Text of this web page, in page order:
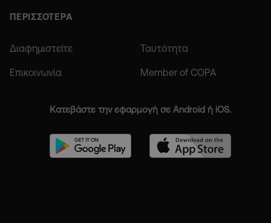
ΠΕΡΙΣΣΟΤΕΡΑ
Διαφημιστείτε Ταυτότητα
Επικοινωνία Member of COPA
Κατεβάστε την εφαρμογή σε Android ή iOS.